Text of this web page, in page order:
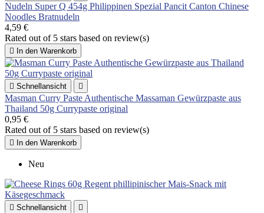
Nudeln Super Q 454g Philippinen Spezial Pancit Canton Chinese
Noodles Bratnudeln
4,59 €
Rated out of 5 stars based on review(s)
 In den Warenkorb
 Schnellansicht 
Masman Curry Paste Authentische Massaman Gewürzpaste aus
Thailand 50g Currypaste original
0,95 €
Rated out of 5 stars based on review(s)
 In den Warenkorb
Neu
 Schnellansicht 